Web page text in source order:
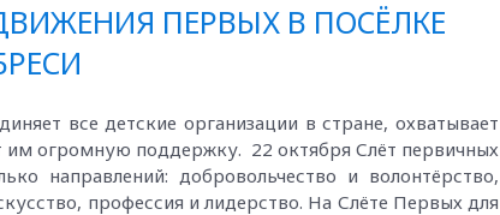
ПЕРВЫХ В ПОСЁЛКЕ
все детские организации в стране, охватывает
им огромную поддержку. 22 октября Слёт первичных
направлений: добровольчество и волонтёрство,
профессия и лидерство. На Слёте Первых для